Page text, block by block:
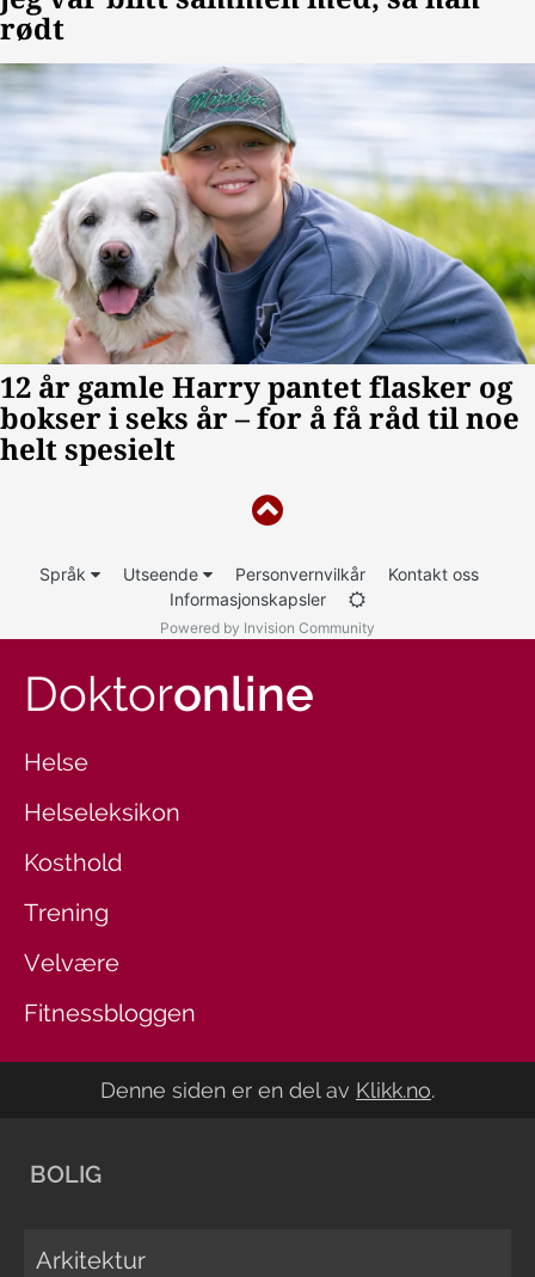
Språk Utseende Personvernvilkår
Kontakt oss
Informasjonskapsler
Powered by Invision Community
Doktoronline
Helse
Helseleksikon
Kosthold
Trening
Velvære
Fitnessbloggen
Denne siden er en del av Klikk.no.
BOLIG
Arkitektur